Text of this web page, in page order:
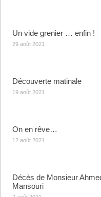
Un vide grenier … enfin !
29 août 2021
Découverte matinale
19 août 2021
On en rêve…
12 août 2021
Décès de Monsieur
Mansouri